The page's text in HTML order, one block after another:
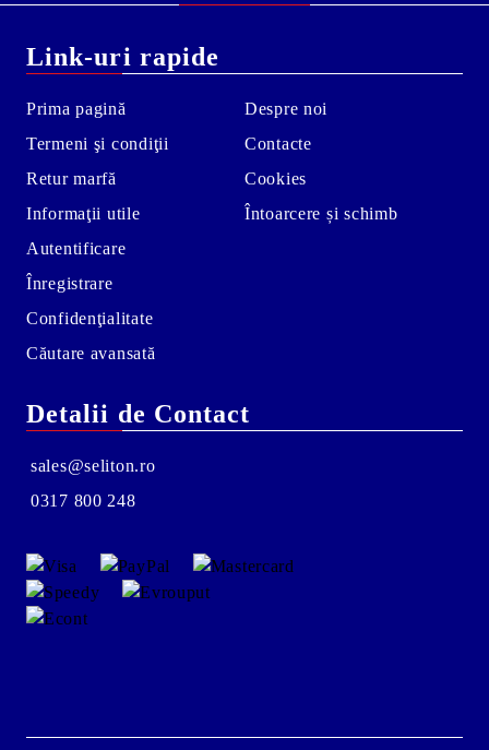
Link-uri rapide
Prima pagină
Termeni şi condiţii
Retur marfă
Informaţii utile
Autentificare
Înregistrare
Confidenţialitate
Căutare avansată
Despre noi
Contacte
Cookies
Întoarcere și schimb
Detalii de Contact
sales@seliton.ro
0317 800 248